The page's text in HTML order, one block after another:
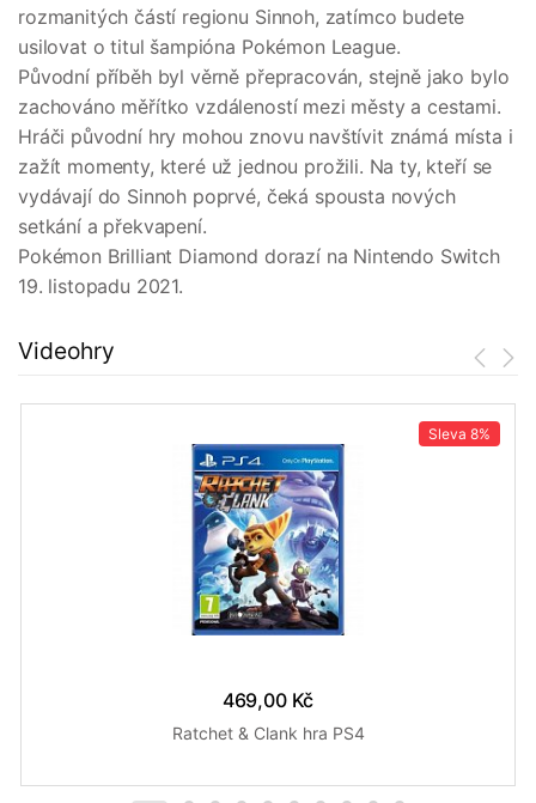
rozmanitých částí regionu Sinnoh, zatímco budete
usilovat o titul šampióna Pokémon League.
Původní příběh byl věrně přepracován, stejně jako bylo
zachováno měřítko vzdáleností mezi městy a cestami.
Hráči původní hry mohou znovu navštívit známá místa i
zažít momenty, které už jednou prožili. Na ty, kteří se
vydávají do Sinnoh poprvé, čeká spousta nových
setkání a překvapení.
Pokémon Brilliant Diamond dorazí na Nintendo Switch
19. listopadu 2021.
Videohry
Sleva 8%
469,00 Kč
Ratchet & Clank hra PS4